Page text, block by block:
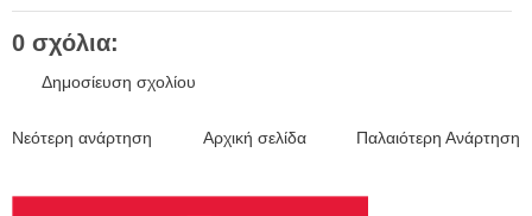
0 σχόλια:
Δημοσίευση σχολίου
Νεότερη ανάρτηση Παλαιότερη Ανάρτηση
Αρχική σελίδα